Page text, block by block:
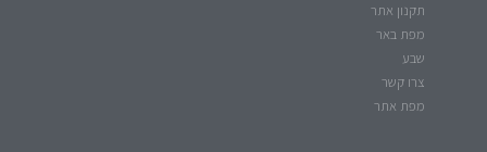
תקנון אתר
מפת באר
שבע
צרו קשר
מפת אתר